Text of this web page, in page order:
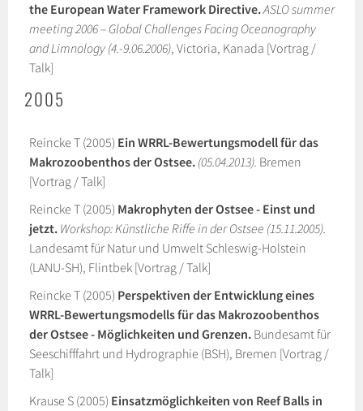
the European Water Framework Directive.ASLO summer
meeting 2006 – Global Challenges Facing Oceanography
and Limnology (4.-9.06.2006), Victoria, Kanada [Vortrag /
Talk]
2005
Reincke T (2005) Ein WRRL-Bewertungsmodell für das
Makrozoobenthos der Ostsee. (05.04.2013). Bremen
[Vortrag / Talk]
Reincke T (2005) Makrophyten der Ostsee - Einst und
jetzt. Workshop: Künstliche Riffe in der Ostsee (15.11.2005).
Landesamt für Natur und Umwelt Schleswig-Holstein
(LANU-SH), Flintbek [Vortrag / Talk]
Reincke T (2005) Perspektiven der Entwicklung eines
WRRL-Bewertungsmodells für das Makrozoobenthos
der Ostsee - Möglichkeiten und Grenzen. Bundesamt für
Seeschifffahrt und Hydrographie (BSH), Bremen [Vortrag /
Talk]
Krause S (2005) Einsatzmöglichkeiten von Reef Balls in